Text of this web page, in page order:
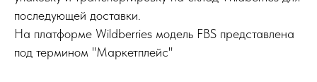
последующей доставки.
На платформе Wildberries модель FBS представлена
под термином "Маркетплейс"